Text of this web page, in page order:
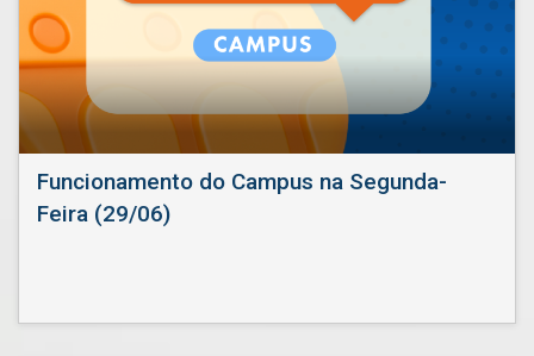
Funcionamento do Campus na Segunda-
Feira (29/06)